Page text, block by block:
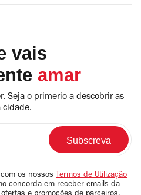
vais
amar
Seja o primerio a descobrir as
cidade.
os nossos Termos de Utilização
concorda em receber emails da